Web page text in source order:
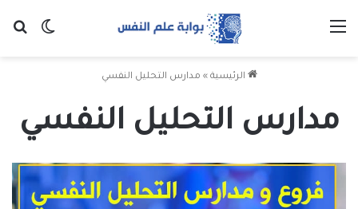
الرئيسية » مدارس التحليل النفسي
مدارس التحليل النفسي